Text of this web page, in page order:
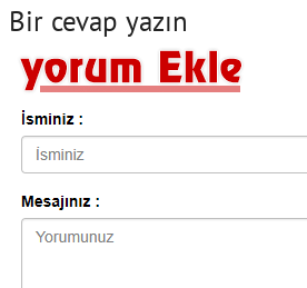
Bir cevap yazın